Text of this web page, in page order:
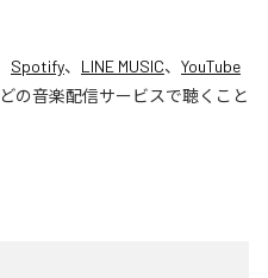
Spotify、 LINE MUSIC、 YouTube
の音楽配信サービスで聴くこと